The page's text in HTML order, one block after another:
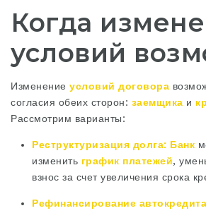
Когда
условий
Изменение условий договора
согласия обеих сторон: заемщика и
Рассмотрим варианты:
Реструктуризация долга: Банк
изменить график платежей‚
взнос за счет увеличения срока
Рефинансирование